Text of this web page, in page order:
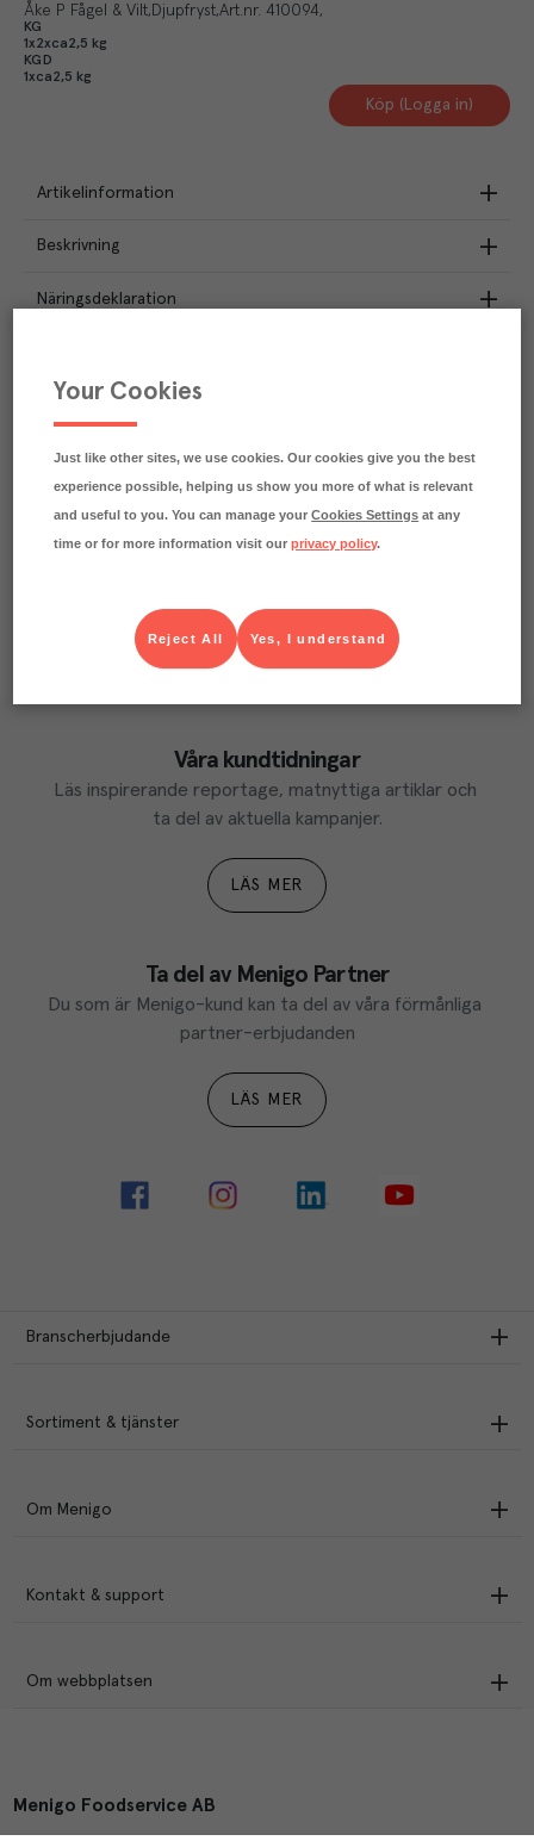
Åke P Fågel & Vilt Djupfryst Art.nr. 410094
KG
1x2xca2,5 kg
KGD
1xca2,5 kg
Köp (Logga in)
Artikelinformation
Beskrivning
Näringsdeklaration
CO₂e/kg
utsläppen av 10.3 kg koldioxid.
Läs mer om hur vi beräknar klimatavtryck
Våra kundtidningar
Läs inspirerande reportage, matnyttiga artiklar och
ta del av aktuella kampanjer.
LÄS MER
Ta del av Menigo Partner
Du som är Menigo-kund kan ta del av våra förmånliga
partner-erbjudanden
LÄS MER
Branscherbjudande
Sortiment & tjänster
Om Menigo
Kontakt & support
Om webbplatsen
Menigo Foodservice AB
Your Cookies
Just like other sites, we use cookies. Our cookies give you the best
experience possible, helping us show you more of what is relevant
and useful to you. You can manage yourCookies Settings at any
time or for more information visit ourprivacy policy.
Yes, I understand
Reject All